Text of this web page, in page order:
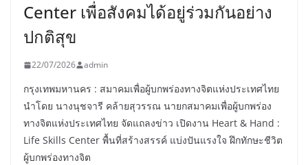
Center เพื่อสังคมได้อยู่ร่วมกันอย่าง
ปกติสุข
22/07/2026 admin
กรุงเทพมหานคร : สมาคมเพื่อผู้บกพร่องทางจิตแห่งประเทศไทย
นำโดย นางนุชจารี คล้ายสุวรรณ นายกสมาคมเพื่อผู้บกพร่อง
ทางจิตแห่งประเทศไทย จัดแถลงข่าว เปิดงาน Heart & Hand :
Life Skills Center พื้นที่สร้างสรรค์ แบ่งปันแรงใจ ฝึกทักษะชีวิต
ผู้บกพร่องทางจิต